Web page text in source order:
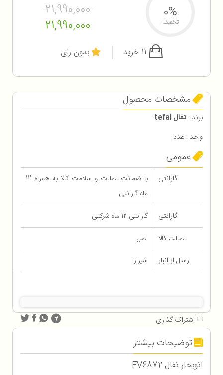
21,990,000
21,990,000
0%
تخفیف
بدون رای
مشخصات محصول
برند : تفال tefal
واحد : عدد
عمومی
گارانتی
با ضمانت اصالت و سلامت کالا به همراه 12
ماه گارانتی
گارانتی
گارانتی 12 ماه شرکتی
اصالت کالا
اصل
ارسال از انبار
شیراز
اشتراک گذاری
توضیحات بیشتر
اتوبخار تفال FV6872